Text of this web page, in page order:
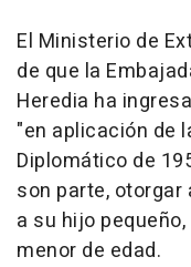
El Ministerio de
de que la
Heredia ha
"en aplicación de
Diplomático de
son parte,
a su hijo
menor de edad.